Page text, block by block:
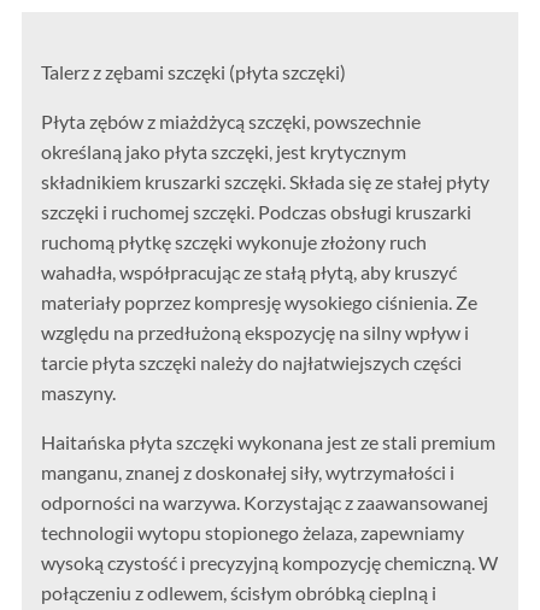
Talerz z zębami szczęki (płyta szczęki)
Płyta zębów z miażdżycą szczęki, powszechnie
określaną jako płyta szczęki, jest krytycznym
składnikiem kruszarki szczęki. Składa się ze stałej płyty
szczęki i ruchomej szczęki. Podczas obsługi kruszarki
ruchomą płytkę szczęki wykonuje złożony ruch
wahadła, współpracując ze stałą płytą, aby kruszyć
materiały poprzez kompresję wysokiego ciśnienia. Ze
względu na przedłużoną ekspozycję na silny wpływ i
tarcie płyta szczęki należy do najłatwiejszych części
maszyny.
Haitańska płyta szczęki wykonana jest ze stali premium
manganu, znanej z doskonałej siły, wytrzymałości i
odporności na warzywa. Korzystając z zaawansowanej
technologii wytopu stopionego żelaza, zapewniamy
wysoką czystość i precyzyjną kompozycję chemiczną. W
połączeniu z odlewem, ścisłym obróbką cieplną i